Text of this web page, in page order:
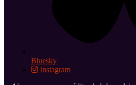
Bluesky
Instagram